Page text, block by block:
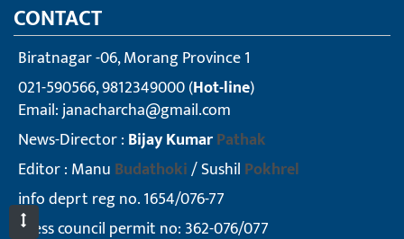
CONTACT
Biratnagar -06, Morang Province 1
021-590566, 9812349000 (Hot-line)
Email:janacharcha@gmail.com
News-Director : Bijay KumarPathak
Editor : Manu Budathoki/ Sushil Pokhrel
info deprt reg no. 1654/076-77
press council permit no: 362-076/077